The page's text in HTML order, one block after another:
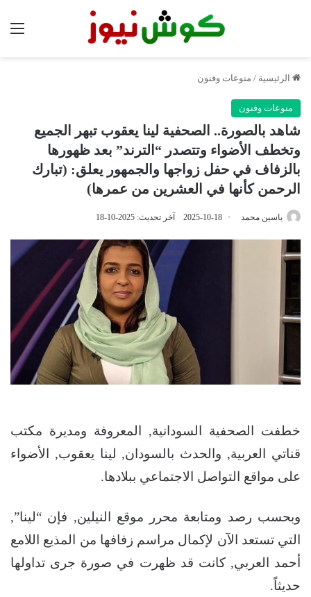
الرئيسية / منوعات وفنون
منوعات وفنون
شاهد بالصورة.. الصحفية لينا يعقوب تبهر الجميع
وتخطف الأضواء وتتصدر “الترند” بعد ظهورها
بالزفاف في حفل زواجها والجمهور يعلق: (تبارك
الرحمن كأنها في العشرين من عمرها)
ياسين محمد 2025-10-18 آخر تحديث: 2025-10-18
خطفت الصحفية السودانية, المعروفة ومديرة مكتب
قناتي العربية, والحدث بالسودان, لينا يعقوب, الأضواء
على مواقع التواصل الاجتماعي ببلادها.
وبحسب رصد ومتابعة محرر موقع النيلين, فإن “لينا”,
التي تستعد الآن لإكمال مراسم زفافها من المذيع اللامع
أحمد العربي, كانت قد ظهرت في صورة جرى تداولها
حديثاً.